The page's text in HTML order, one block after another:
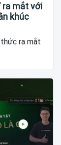
ra mắt với
khúc
thức ra mắt